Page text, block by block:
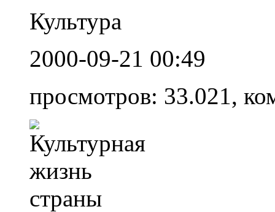
Культура
2000-09-21 00:49
просмотров: 33.021,